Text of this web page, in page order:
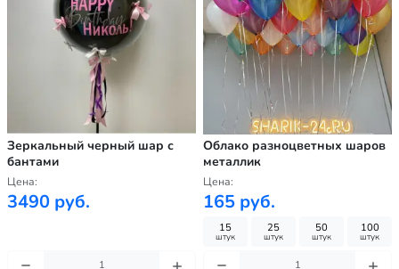
Зеркальный черный шар с
бантами
Цена:
3490 руб.
Облако разноцветных шаров
металлик
Цена:
165 руб.
15
штук
25
штук
50
штук
100
штук